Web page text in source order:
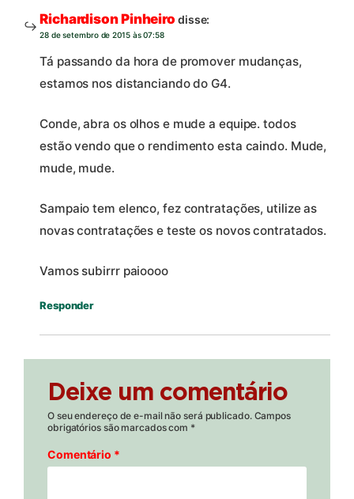
Richardison Pinheiro disse:
28 de setembro de 2015 às 07:58
Tá passando da hora de promover mudanças,
estamos nos distanciando do G4.
Conde, abra os olhos e mude a equipe. todos
estão vendo que o rendimento esta caindo. Mude,
mude, mude.
Sampaio tem elenco, fez contratações, utilize as
novas contratações e teste os novos contratados.
Vamos subirrr paioooo
Responder
Deixe um comentário
O seu endereço de e-mail não será publicado. Campos
obrigatórios são marcados com *
Comentário *